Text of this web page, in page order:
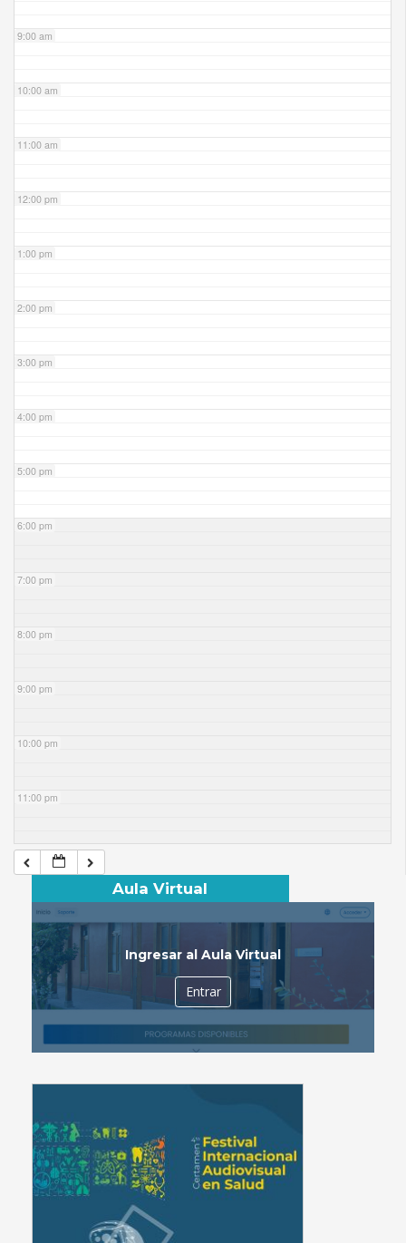
9:00 am
10:00 am
11:00 am
12:00 pm
1:00 pm
2:00 pm
3:00 pm
4:00 pm
5:00 pm
6:00 pm
7:00 pm
8:00 pm
9:00 pm
10:00 pm
11:00 pm
Aula Virtual
Ingresar al Aula Virtual
Entrar